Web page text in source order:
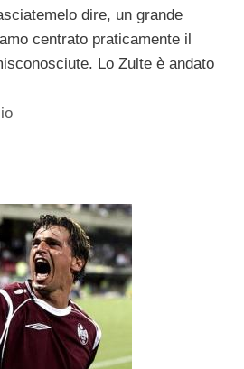
dire, un grande
centrato praticamente il
Lo Zulte è andato